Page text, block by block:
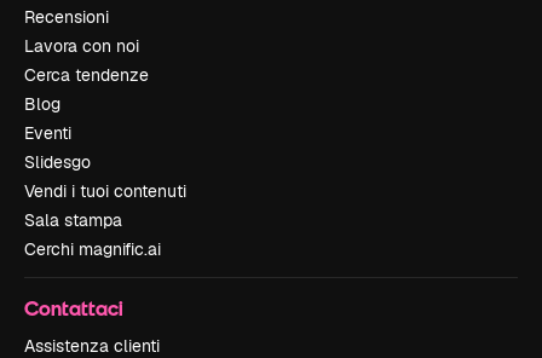
Recensioni
Lavora con noi
Cerca tendenze
Blog
Eventi
Slidesgo
Vendi i tuoi contenuti
Sala stampa
Cerchi magnific.ai
Contattaci
Assistenza clienti